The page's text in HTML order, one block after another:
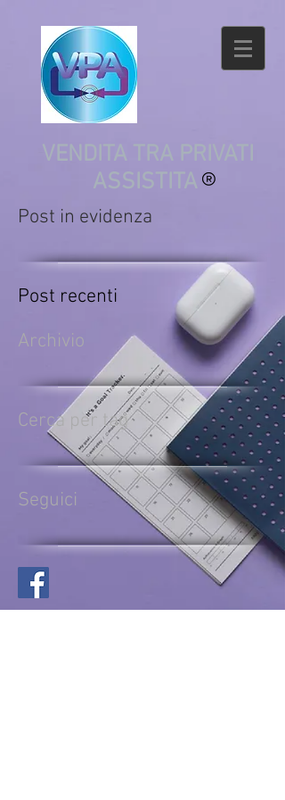
VENDITA TRA PRIVATI
ASSISTITA
Post in evidenza
Post recenti
Archivio
Cerca per tag
Seguici